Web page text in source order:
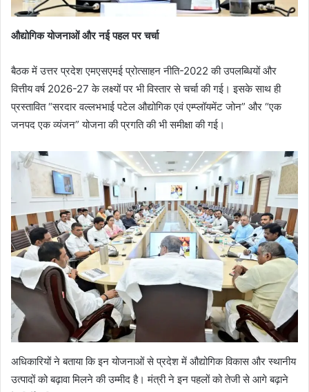
औद्योगिक योजनाओं और नई पहल पर चर्चा
बैठक में उत्तर प्रदेश एमएसएमई प्रोत्साहन नीति-2022 की उपलब्धियों और
वित्तीय वर्ष 2026-27 के लक्ष्यों पर भी विस्तार से चर्चा की गई। इसके साथ ही
प्रस्तावित “सरदार वल्लभभाई पटेल औद्योगिक एवं एम्प्लॉयमेंट जोन” और “एक
जनपद एक व्यंजन” योजना की प्रगति की भी समीक्षा की गई।
अधिकारियों ने बताया कि इन योजनाओं से प्रदेश में औद्योगिक विकास और स्थानीय
उत्पादों को बढ़ावा मिलने की उम्मीद है। मंत्री ने इन पहलों को तेजी से आगे बढ़ाने